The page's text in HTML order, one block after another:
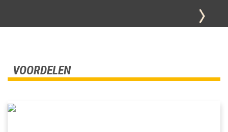
VOORDELEN